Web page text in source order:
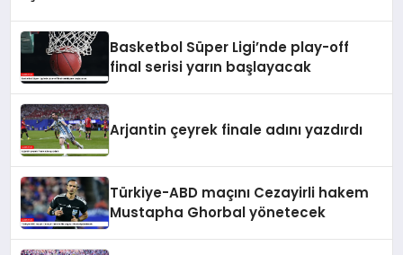
Basketbol Süper Ligi’nde play-off
final serisi yarın başlayacak
Arjantin çeyrek finale adını yazdırdı
Türkiye-ABD maçını Cezayirli hakem
Mustapha Ghorbal yönetecek